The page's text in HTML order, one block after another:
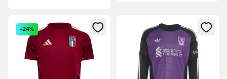
Megnyit egy modált a bejelentkezéshez vagy a tagként
-24%
Megnyit egy modált a